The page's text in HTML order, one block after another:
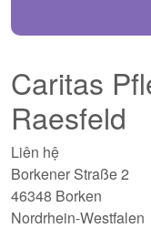
Caritas
Raesfeld
Liên hệ
Borkener Straße 2
46348 Borken
Nordrhein-Westfalen